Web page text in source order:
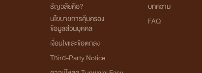
ธัญวลัยคือ?
นโยบายการคุ้มครอง
ข้อมูลส่วนบุคคล
เงื่อนไขและข้อตกลง
Third-Party Notice
บทความ
FAQ